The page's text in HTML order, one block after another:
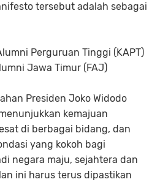
tersebut adalah sebagai
Perguruan Tinggi (KAPT)
Jawa Timur (FAJ)
Presiden Joko Widodo
kemajuan
di berbagai bidang, dan
yang kokoh bagi
negara maju, sejahtera dan
ini harus terus dipastikan